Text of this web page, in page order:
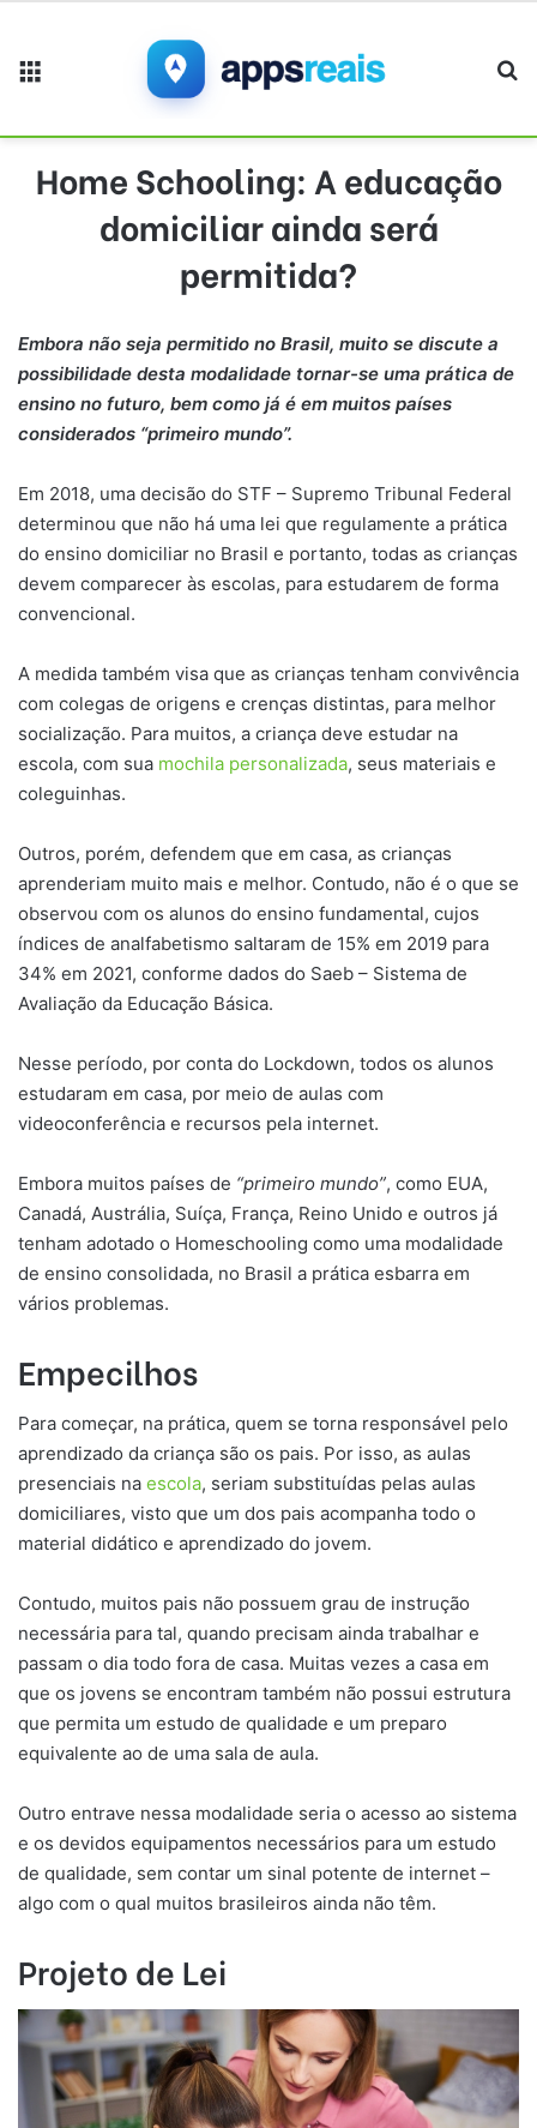
Home Schooling: A educação
domiciliar ainda será
permitida?
Embora não seja permitido no Brasil, muito se discute a
possibilidade desta modalidade tornar-se uma prática de
ensino no futuro, bem como já é em muitos países
considerados “primeiro mundo”.
Em 2018, uma decisão do STF – Supremo Tribunal Federal
determinou que não há uma lei que regulamente a prática
do ensino domiciliar no Brasil e portanto, todas as crianças
devem comparecer às escolas, para estudarem de forma
convencional.
A medida também visa que as crianças tenham convivência
com colegas de origens e crenças distintas, para melhor
socialização. Para muitos, a criança deve estudar na
escola, com sua mochila personalizada, seus materiais e
coleguinhas.
Outros, porém, defendem que em casa, as crianças
aprenderiam muito mais e melhor. Contudo, não é o que se
observou com os alunos do ensino fundamental, cujos
índices de analfabetismo saltaram de 15% em 2019 para
34% em 2021, conforme dados do Saeb – Sistema de
Avaliação da Educação Básica.
Nesse período, por conta do Lockdown, todos os alunos
estudaram em casa, por meio de aulas com
videoconferência e recursos pela internet.
Embora muitos países de “primeiro mundo”, como EUA,
Canadá, Austrália, Suíça, França, Reino Unido e outros já
tenham adotado o Homeschooling como uma modalidade
de ensino consolidada, no Brasil a prática esbarra em
vários problemas.
Empecilhos
Para começar, na prática, quem se torna responsável pelo
aprendizado da criança são os pais. Por isso, as aulas
presenciais na escola, seriam substituídas pelas aulas
domiciliares, visto que um dos pais acompanha todo o
material didático e aprendizado do jovem.
Contudo, muitos pais não possuem grau de instrução
necessária para tal, quando precisam ainda trabalhar e
passam o dia todo fora de casa. Muitas vezes a casa em
que os jovens se encontram também não possui estrutura
que permita um estudo de qualidade e um preparo
equivalente ao de uma sala de aula.
Outro entrave nessa modalidade seria o acesso ao sistema
e os devidos equipamentos necessários para um estudo
de qualidade, sem contar um sinal potente de internet –
algo com o qual muitos brasileiros ainda não têm.
Projeto de Lei